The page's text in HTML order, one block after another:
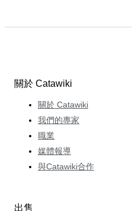
關於 Catawiki
關於 Catawiki
我們的專家
職業
媒體報導
與Catawiki合作
出售